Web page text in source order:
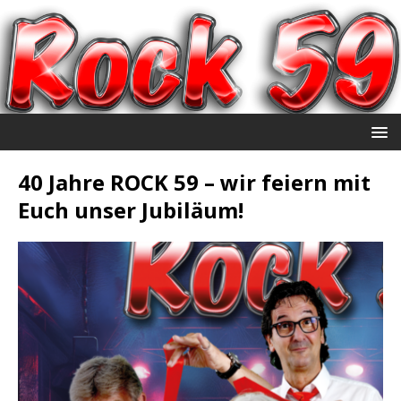
40 Jahre ROCK 59 – wir feiern mit
Euch unser Jubiläum!